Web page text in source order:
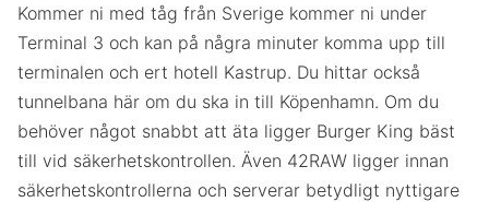
Kommer ni med tåg från Sverige kommer ni under
Terminal 3 och kan på några minuter komma upp till
terminalen och ert hotell Kastrup. Du hittar också
tunnelbana här om du ska in till Köpenhamn. Om du
behöver något snabbt att äta ligger Burger King bäst
till vid säkerhetskontrollen. Även 42RAW ligger innan
säkerhetskontrollerna och serverar betydligt nyttigare